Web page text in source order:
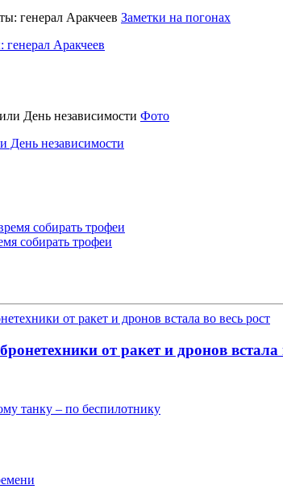
Заметки на погонах
Аракчеев
Фото
День независимости
собирать трофеи
от ракет и дронов встала
танку – по беспилотнику